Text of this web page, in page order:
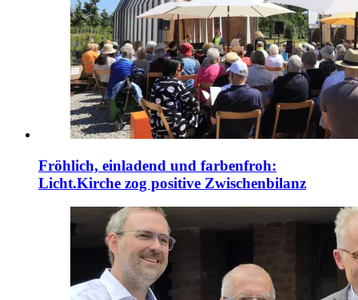
Fröhlich, einladend und farbenfroh:
Licht.Kirche zog positive Zwischenbilanz